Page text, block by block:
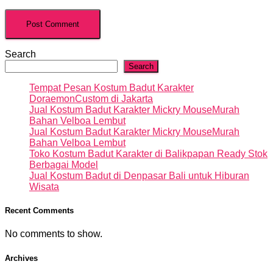
Search
Search
Tempat Pesan Kostum Badut Karakter
DoraemonCustom di Jakarta
Jual Kostum Badut Karakter Mickry MouseMurah
Bahan Velboa Lembut
Jual Kostum Badut Karakter Mickry MouseMurah
Bahan Velboa Lembut
Toko Kostum Badut Karakter di Balikpapan Ready Stok
Berbagai Model
Jual Kostum Badut di Denpasar Bali untuk Hiburan
Wisata
Recent Comments
No comments to show.
Archives